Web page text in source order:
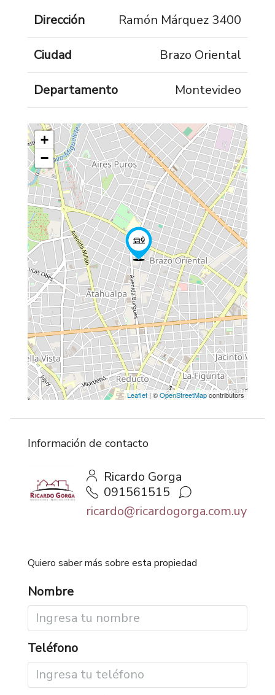
Dirección Ramón Márquez 3400
Ciudad Brazo Oriental
Departamento Montevideo
+
−
Leaflet | ©OpenStreetMapcontributors
Información de contacto
Ricardo Gorga
091561515
ricardo@ricardogorga.com.uy
Quiero saber más sobre esta propiedad
Nombre
Teléfono